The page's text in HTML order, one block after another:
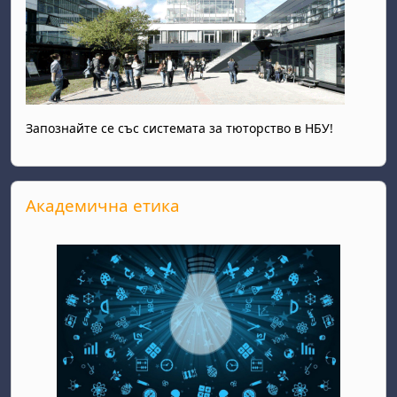
Запознайте се със системата за тюторство в НБУ!
Salta Академична етика
Академична етика